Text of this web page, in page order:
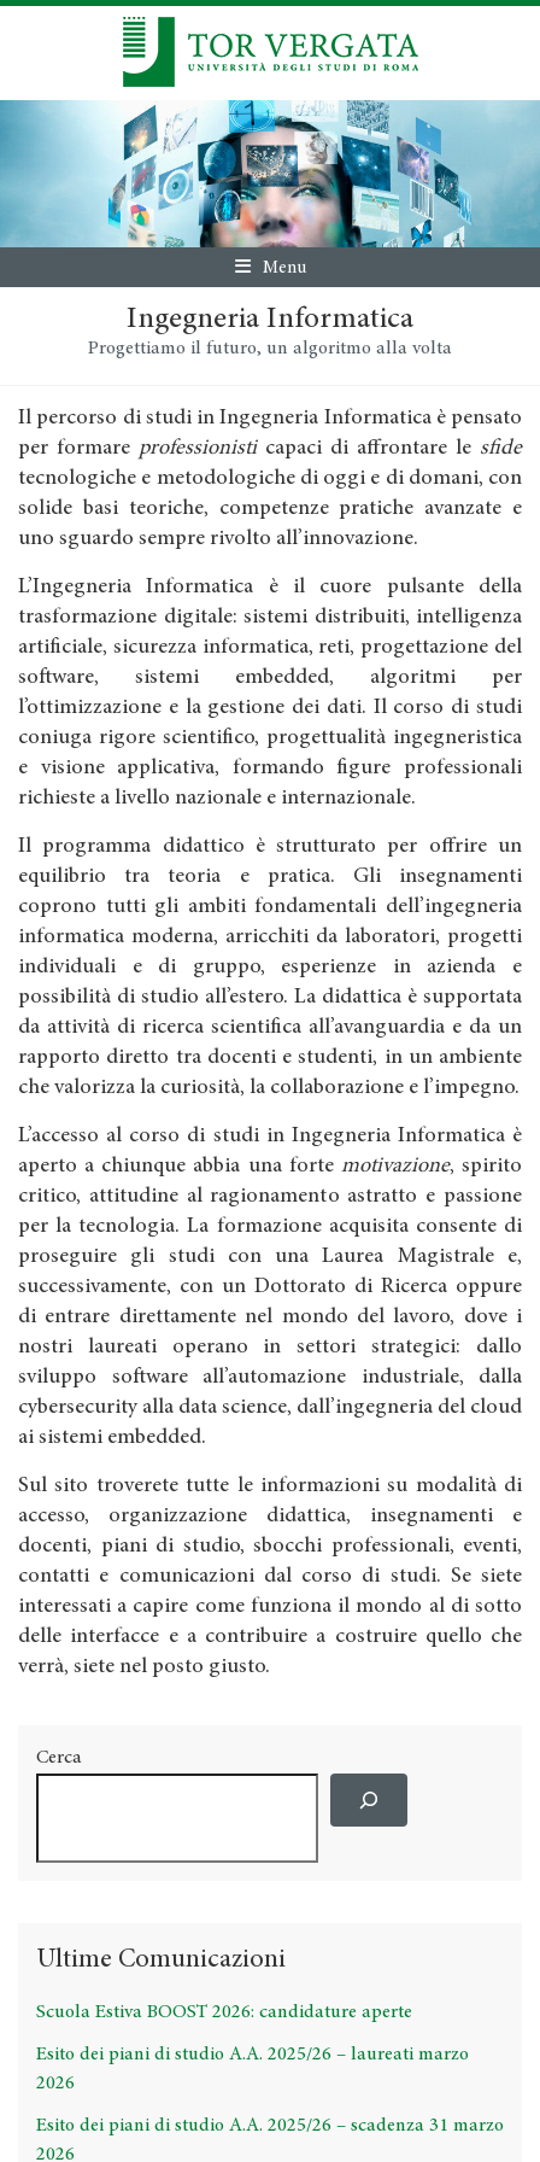
Menu
Ingegneria Informatica
Progettiamo il futuro, un algoritmo alla volta
Il percorso di studi in Ingegneria Informatica è pensato
per formare professionisticapaci di affrontare le sfide
tecnologiche e metodologiche di oggi e di domani, con
solide basi teoriche, competenze pratiche avanzate e
uno sguardo sempre rivolto all’innovazione.
L’Ingegneria Informatica è il cuore pulsante della
trasformazione digitale: sistemi distribuiti, intelligenza
artificiale, sicurezza informatica, reti, progettazione del
software, sistemi embedded, algoritmi per
l’ottimizzazione e la gestione dei dati. Il corso di studi
coniuga rigore scientifico, progettualità ingegneristica
e visione applicativa, formando figure professionali
richieste a livello nazionale e internazionale.
Il programma didattico è strutturato per offrire un
equilibrio tra teoria e pratica. Gli insegnamenti
coprono tutti gli ambiti fondamentali dell’ingegneria
informatica moderna, arricchiti da laboratori, progetti
individuali e di gruppo, esperienze in azienda e
possibilità di studio all’estero. La didattica è supportata
da attività di ricerca scientifica all’avanguardia e da un
rapporto diretto tra docenti e studenti, in un ambiente
che valorizza la curiosità, la collaborazione e l’impegno.
L’accesso al corso di studi in Ingegneria Informatica è
aperto a chiunque abbia una forte motivazione, spirito
critico, attitudine al ragionamento astratto e passione
per la tecnologia. La formazione acquisita consente di
proseguire gli studi con una Laurea Magistrale e,
successivamente, con un Dottorato di Ricerca oppure
di entrare direttamente nel mondo del lavoro, dove i
nostri laureati operano in settori strategici: dallo
sviluppo software all’automazione industriale, dalla
cybersecurity alla data science, dall’ingegneria del cloud
ai sistemi embedded.
Sul sito troverete tutte le informazioni su modalità di
accesso, organizzazione didattica, insegnamenti e
docenti, piani di studio, sbocchi professionali, eventi,
contatti e comunicazioni dal corso di studi. Se siete
interessati a capire come funziona il mondo al di sotto
delle interfacce e a contribuire a costruire quello che
verrà, siete nel posto giusto.
Cerca
Ultime Comunicazioni
Scuola Estiva BOOST 2026: candidature aperte
Esito dei piani di studio A.A. 2025/26 – laureati marzo
2026
Esito dei piani di studio A.A. 2025/26 – scadenza 31 marzo
2026